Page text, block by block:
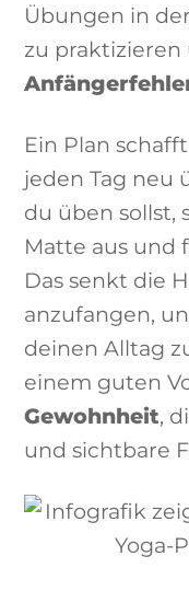
Übungen in
zu
Ein Plan
jeden Tag neu
du üben sollst,
Matte aus und
Das senkt die
anzufangen,
deinen Alltag
einem guten
Gewohnheit,
und sichtbare